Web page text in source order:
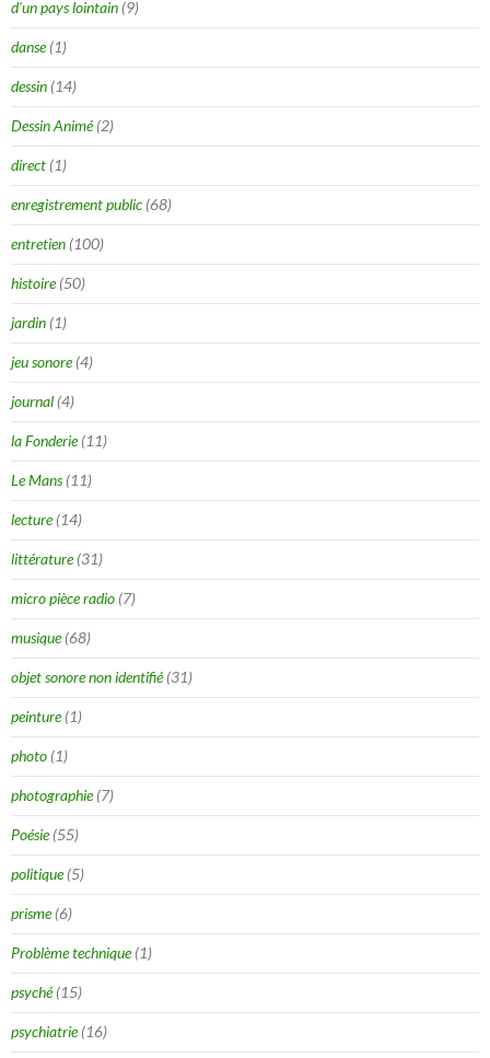
d'un pays lointain (9)
danse(1)
dessin (14)
Dessin Animé(2)
direct (1)
enregistrement public (68)
entretien (100)
histoire(50)
jardin (1)
jeu sonore(4)
journal (4)
la Fonderie(11)
Le Mans(11)
lecture(14)
littérature(31)
micro pièce radio (7)
musique(68)
objet sonore non identifié(31)
peinture(1)
photo (1)
photographie(7)
Poésie(55)
politique(5)
prisme(6)
Problème technique(1)
psyché(15)
psychiatrie(16)